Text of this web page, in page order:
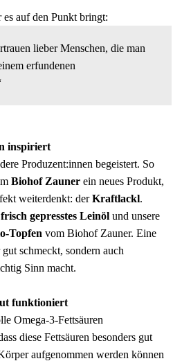
auf den Punkt bringt:
lieber Menschen, die man
erfundenen
inspiriert
Produzent:innen begeistert. So
Biohof Zauner ein neues Produkt,
weiterdenkt: derKraftlackl.
frisch gepresstes Leinöl und unsere
Topfen vom Biohof Zauner. Eine
schmeckt, sondern auch
Sinn macht.
funktioniert
Omega-3-Fettsäuren
diese Fettsäuren besonders gut
aufgenommen werden können